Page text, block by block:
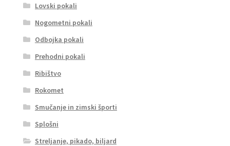
Lovski pokali
Nogometni pokali
Odbojka pokali
Prehodni pokali
Ribištvo
Rokomet
Smučanje in zimski športi
Splošni
Streljanje, pikado, biljard